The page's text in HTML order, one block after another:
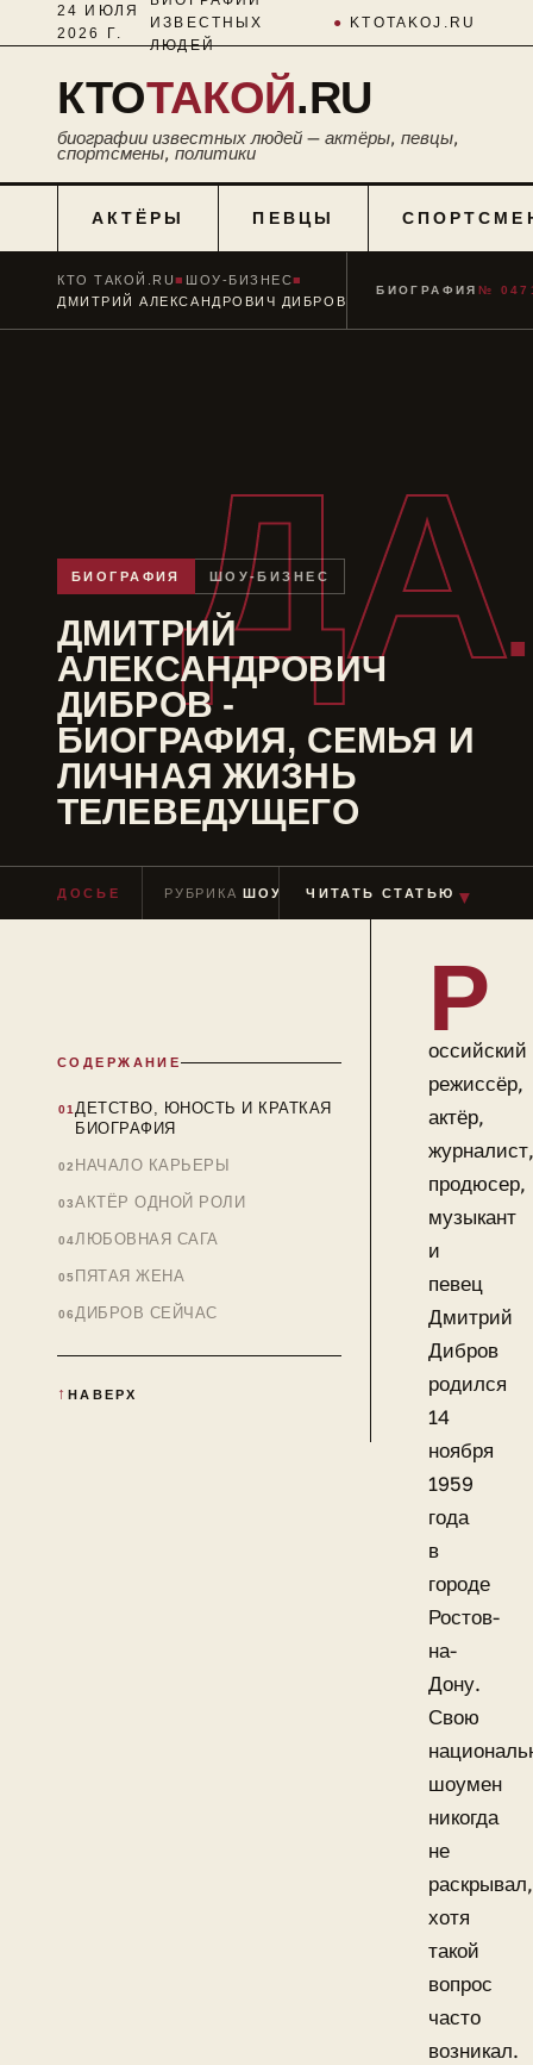
24 ИЮЛЯ
2026 Г.
ИЗВЕСТНЫХ
ЛЮДЕЙ
● KTOTAKOJ.RU
КТОТАКОЙ.RU
биографии известных людей — актёры, певцы,
спортсмены, политики
АКТЁРЫ ПЕВЦЫ
ДА
КТО ТАКОЙ.RU■ ШОУ-БИЗНЕС■
ДМИТРИЙ АЛЕКСАНДРОВИЧ ДИБРОВ
БИОГРАФИЯ №
БИОГРАФИЯ ШОУ-БИЗНЕС
ДМИТРИЙ
АЛЕКСАНДРОВИЧ
ДИБРОВ -
БИОГРАФИЯ, СЕМЬЯ И
ЛИЧНАЯ ЖИЗНЬ
ТЕЛЕВЕДУЩЕГО
ДОСЬЕ РУБРИКАШОУ-БИЗНЕС ЧТЕНИЕ
ЧИТАТЬ СТАТЬЮ ▼
СОДЕРЖАНИЕ
ДЕТСТВО, ЮНОСТЬ И КРАТКАЯ
БИОГРАФИЯ
НАЧАЛО КАРЬЕРЫ
АКТЁР ОДНОЙ РОЛИ
ЛЮБОВНАЯ САГА
ПЯТАЯ ЖЕНА
ДИБРОВ СЕЙЧАС
НАВЕРХ
Р
оссийский
режиссёр,
актёр,
журналист,
продюсер,
музыкант
и
певец
Дмитрий
Дибров
родился
14
ноября
1959
года
в
городе
Ростов-
на-
Дону.
Свою
шоумен
никогда
не
раскрывал,
хотя
такой
вопрос
часто
возникал.